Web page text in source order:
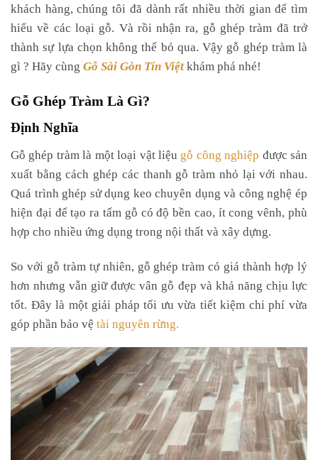
khách hàng, chúng tôi đã dành rất nhiều thời gian để tìm
hiểu về các loại gỗ. Và rồi nhận ra, gỗ ghép tràm đã trở
thành sự lựa chọn không thể bỏ qua. Vậy gỗ ghép tràm là
gì ? Hãy cùng Gỗ Sài Gòn Tín Việt khám phá nhé!
Gỗ Ghép Tràm Là Gì?
Định Nghĩa
Gỗ ghép tràm là một loại vật liệu gỗ công nghiệp được sản
xuất bằng cách ghép các thanh gỗ tràm nhỏ lại với nhau.
Quá trình ghép sử dụng keo chuyên dụng và công nghệ ép
hiện đại để tạo ra tấm gỗ có độ bền cao, ít cong vênh, phù
hợp cho nhiều ứng dụng trong nội thất và xây dựng.
So với gỗ tràm tự nhiên, gỗ ghép tràm có giá thành hợp lý
hơn nhưng vẫn giữ được vân gỗ đẹp và khả năng chịu lực
tốt. Đây là một giải pháp tối ưu vừa tiết kiệm chi phí vừa
góp phần bảo vệ tài nguyên rừng.